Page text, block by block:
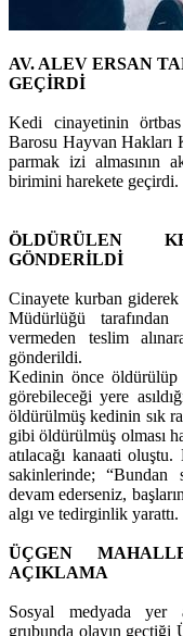
AV. ALEV ERSAN
GEÇİRDİ
Kedi cinayetinin örtbas
Barosu Hayvan Hakları
parmak izi almasının
birimini harekete geçirdi.
ÖLDÜRÜLEN
GÖNDERİLDİ
Cinayete kurban
Müdürlüğü
vermeden teslim
gönderildi.
Kedinin önce öldürülüp
görebileceği yere
öldürülmüş kedinin sık
gibi öldürülmüş olması
atılacağı kanaati
sakinlerinde;
devam ederseniz,
algı ve tedirginlik yarattı.
ÜÇGEN
AÇIKLAMA
Sosyal medyada yer
grubunda olayın geçtiği